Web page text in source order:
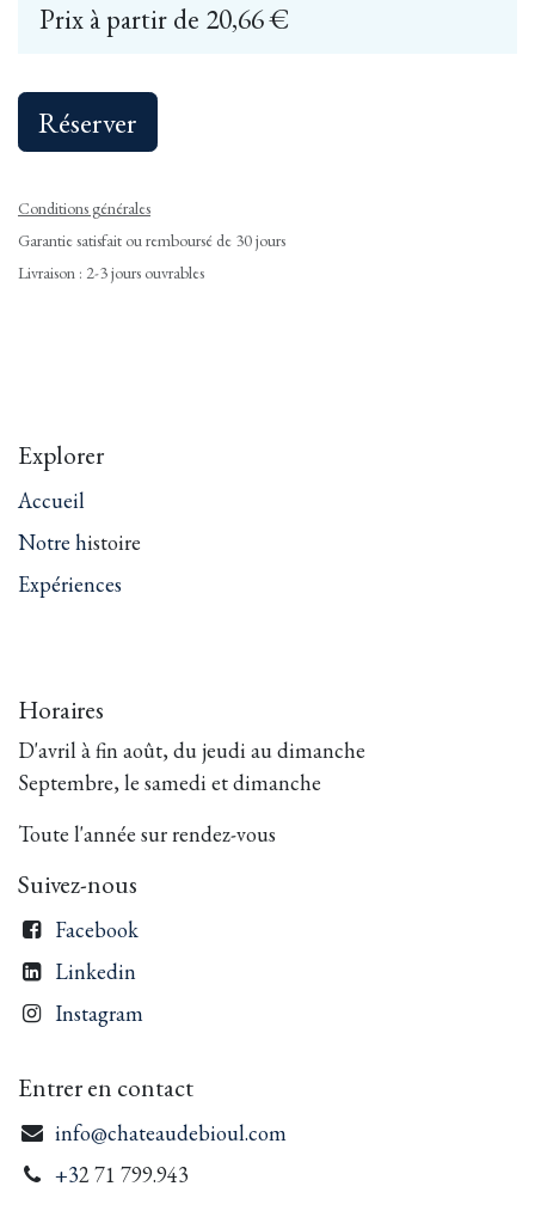
Prix ​​à partir de 20,66€
Réserver
Conditions générales
Garantie satisfait ou remboursé de 30 jours
Livraison : 2-3 jours ouvrables
Explorer
Accueil
Notre histoire
Expériences
Horaires
D'avril à fin août, du jeudi au dimanche
Septembre, le samedi et dimanche
Toute l'année sur rendez-vous
Suivez-nous
Facebook
Linkedin
Instagram
Entrer en contact
info@chateaudebioul.com
+32 71 799.943